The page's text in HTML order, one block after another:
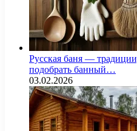
Русская баня —
подобрать банный…
03.02.2026